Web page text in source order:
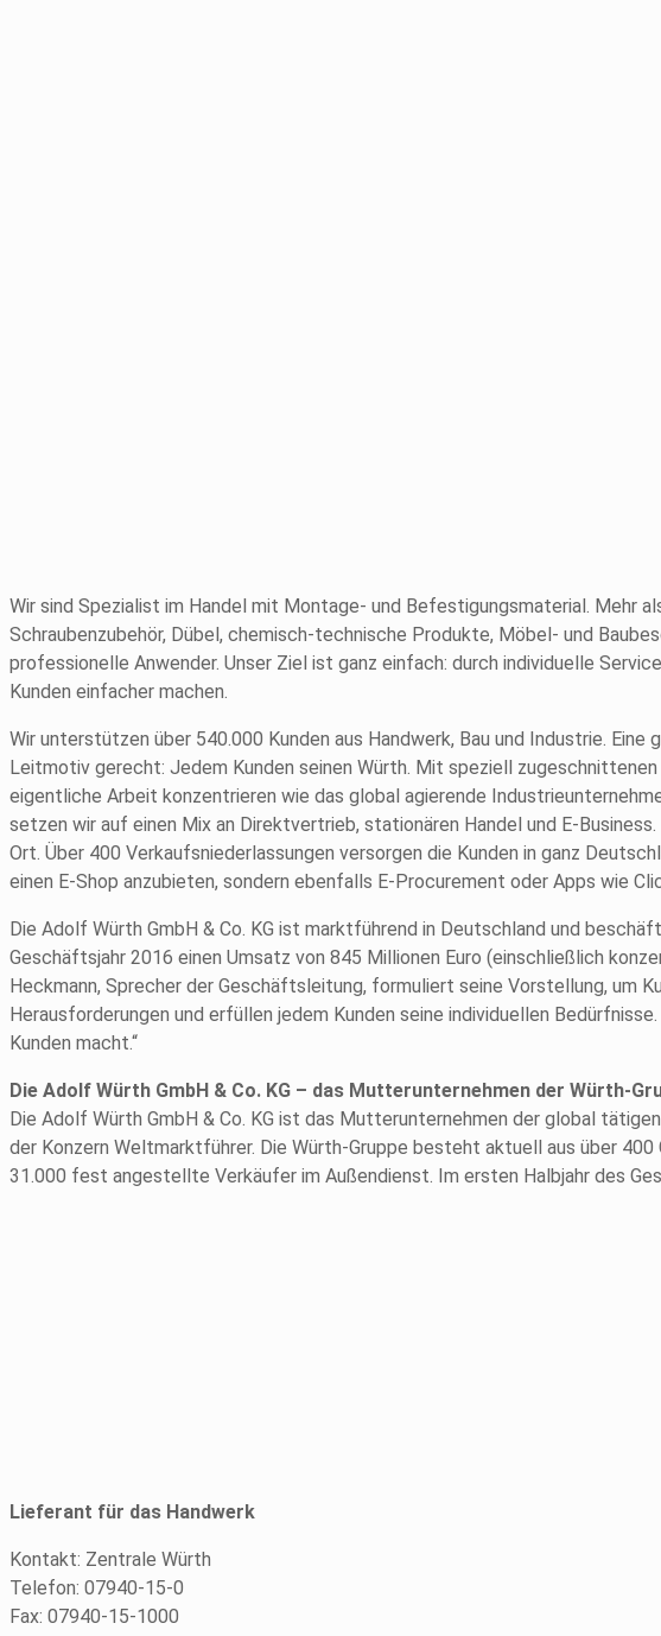
Wir sind Spezialist im Handel mit Montage- und Befestigungsmaterial. Mehr
Schraubenzubehör, Dübel, chemisch-technische Produkte, Möbel- und
professionelle Anwender. Unser Ziel ist ganz einfach: durch individuelle
Kunden einfacher machen.
Wir unterstützen über 540.000 Kunden aus Handwerk, Bau und Industrie.
Leitmotiv gerecht: Jedem Kunden seinen Würth. Mit speziell
eigentliche Arbeit konzentrieren wie das global agierende
setzen wir auf einen Mix an Direktvertrieb, stationären Handel und E-
Ort. Über 400 Verkaufsniederlassungen versorgen die Kunden in ganz
einen E-Shop anzubieten, sondern ebenfalls E-Procurement oder Apps wie
Die Adolf Würth GmbH & Co. KG ist marktführend in Deutschland und
Geschäftsjahr 2016 einen Umsatz von 845 Millionen Euro (einschließlich
Heckmann, Sprecher der Geschäftsleitung, formuliert seine Vorstellung, um
Herausforderungen und erfüllen jedem Kunden seine individuellen
Kunden macht.“
Die Adolf Würth GmbH & Co. KG – das Mutterunternehmen der Würth-
Die Adolf Würth GmbH & Co. KG ist das Mutterunternehmen der global
der Konzern Weltmarktführer. Die Würth-Gruppe besteht aktuell aus über
31.000 fest angestellte Verkäufer im Außendienst. Im ersten Halbjahr des
Lieferant für das Handwerk
Kontakt: Zentrale Würth
Telefon: 07940-15-0
Fax: 07940-15-1000